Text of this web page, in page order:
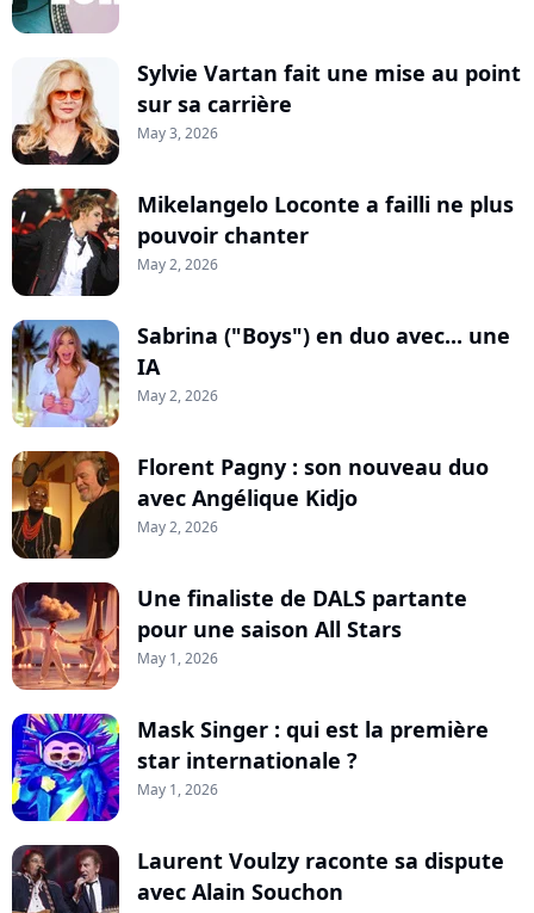
Sylvie Vartan fait une mise au point
sur sa carrière
May 3, 2026
Mikelangelo Loconte a failli ne plus
pouvoir chanter
May 2, 2026
Sabrina ("Boys") en duo avec... une
IA
May 2, 2026
Florent Pagny : son nouveau duo
avec Angélique Kidjo
May 2, 2026
Une finaliste de DALS partante
pour une saison All Stars
May 1, 2026
Mask Singer : qui est la première
star internationale ?
May 1, 2026
Laurent Voulzy raconte sa dispute
avec Alain Souchon